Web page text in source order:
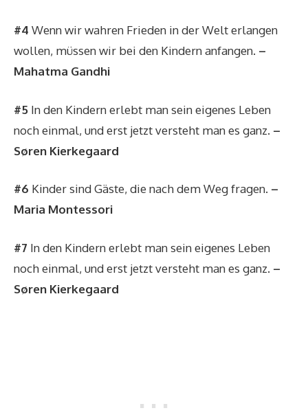
#4 Wenn wir wahren Frieden in der Welt erlangen
wollen, müssen wir bei den Kindern anfangen. –
Mahatma Gandhi
#5 In den Kindern erlebt man sein eigenes Leben
noch einmal, und erst jetzt versteht man es ganz. –
Søren Kierkegaard
#6 Kinder sind Gäste, die nach dem Weg fragen. –
Maria Montessori
#7 In den Kindern erlebt man sein eigenes Leben
noch einmal, und erst jetzt versteht man es ganz. –
Søren Kierkegaard